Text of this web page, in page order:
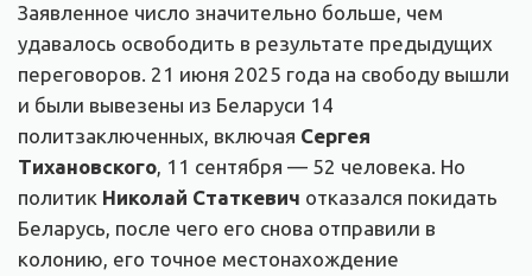
Заявленное число значительно больше, чем
удавалось освободить в результате предыдущих
переговоров. 21 июня 2025 года на свободу вышли
и были вывезены из Беларуси 14
политзаключенных, включая Сергея
Тихановского, 11 сентября — 52 человека. Но
политик Николай Статкевич отказался покидать
Беларусь, после чего его снова отправили в
колонию, его точное местонахождение